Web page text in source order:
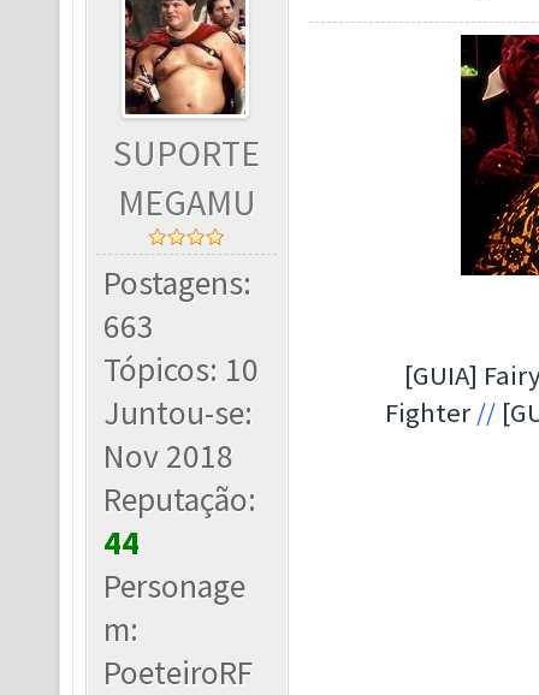
SUPORTE
MEGAMU
Postagens:
663
Tópicos: 10
Juntou-se:
Nov 2018
Reputação:
44
Personage
m:
PoeteiroRF
[GUIA]
Fighter //